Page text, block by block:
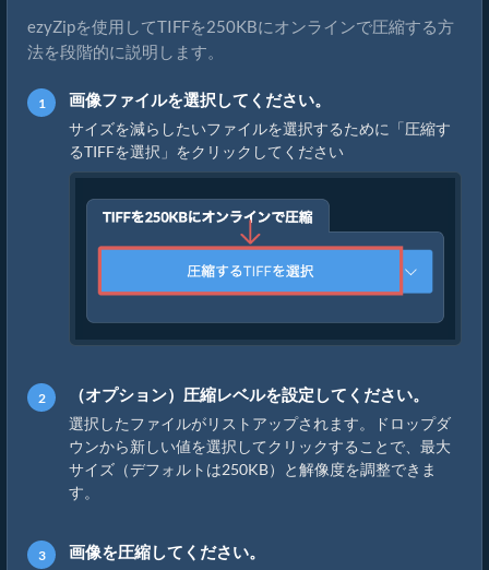
ezyZipを使用してTIFFを250KBにオンラインで圧縮する方
法を段階的に説明します。
画像ファイルを選択してください。
サイズを減らしたいファイルを選択するために「圧縮す
るTIFFを選択」をクリックしてください
（オプション）圧縮レベルを設定してください。
選択したファイルがリストアップされます。ドロップダ
ウンから新しい値を選択してクリックすることで、最大
サイズ（デフォルトは250KB）と解像度を調整できま
す。
画像を圧縮してください。